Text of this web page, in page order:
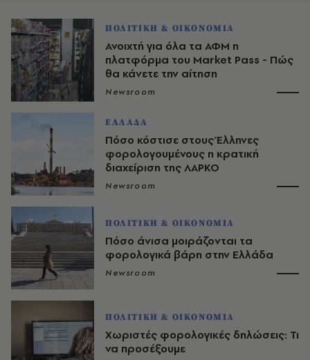
ΠΟΛΙΤΙΚΗ & ΟΙΚΟΝΟΜΙΑ
Ανοιχτή για όλα τα ΑΦΜ η
πλατφόρμα του Market Pass - Πώς
θα κάνετε την αίτηση
Newsroom
ΕΛΛΑΔΑ
Πόσο κόστισε στους Έλληνες
φορολογουμένους η κρατική
διαχείριση της ΛΑΡΚΟ
Newsroom
ΠΟΛΙΤΙΚΗ & ΟΙΚΟΝΟΜΙΑ
Πόσο άνισα μοιράζονται τα
φορολογικά βάρη στην Ελλάδα
Newsroom
ΠΟΛΙΤΙΚΗ & ΟΙΚΟΝΟΜΙΑ
Χωριστές φορολογικές δηλώσεις: Τι
να προσέξουμε